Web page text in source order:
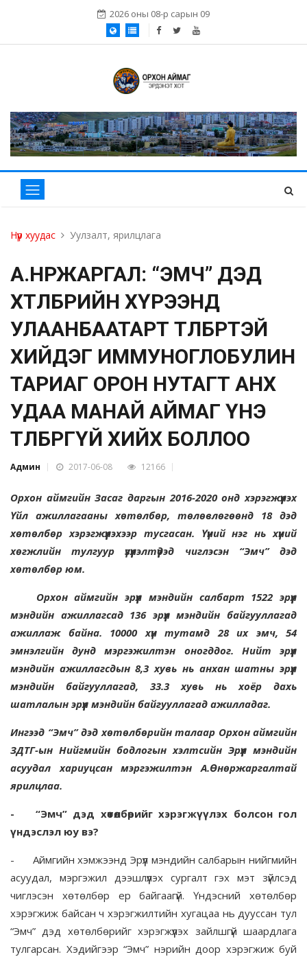
2026 оны 08-р сарын 09
Нүүр хуудас Уулзалт, ярилцлага
А.ӨНӨРЖАРГАЛ: “ЭМЧ” ДЭД
ХӨТӨЛБӨРИЙН ХҮРЭЭНД
УЛААНБААТАРТ ТӨЛБӨРТЭЙ
ХИЙДЭГ ИММУНОГЛОБУЛИН
ТАРИАГ ОРОН НУТАГТ АНХ
УДАА МАНАЙ АЙМАГ ҮНЭ
ТӨЛБӨРГҮЙ ХИЙХ БОЛЛОО
Админ 2017-06-08 12166
Орхон аймгийн Засаг даргын 2016-2020 онд хэрэгжүүлэх
Үйл ажиллагааны хөтөлбөр, төлөвлөгөөнд 18 дэд
хөтөлбөр хэрэгжүүлэхээр тусгасан. Үүний нэг нь хүний
хөгжлийн тулгуур үзүүлэлтүүдэд чиглэсэн “Эмч” дэд
хөтөлбөр юм.
Орхон аймгийн эрүүл мэндийн салбарт 1522 эрүүл
мэндийн ажиллагсад 136 эрүүл мэндийн байгууллагад
ажиллаж байна. 10000 хүн тутамд 28 их эмч, 54
эмнэлгийн дунд мэргэжилтэн оногддог. Нийт эрүүл
мэндийн ажиллагсдын 8,3 хувь нь анхан шатны эрүүл
мэндийн байгууллагад, 33.3 хувь нь хоёр дахь
шатлалын эрүүл мэндийн байгууллагад ажилладаг.
Ингээд “Эмч” дэд хөтөлбөрийн талаар Орхон аймгийн
ЗДТГ-ын Нийгмийн бодлогын хэлтсийн Эрүүл мэндийн
асуудал хариуцсан мэргэжилтэн А.Өнөржаргалтай
ярилцлаа.
-
“Эмч” дэд хөтөлбөрийг хэрэгжүүлэх болсон гол
үндэслэл юу вэ?
-
Аймгийн хэмжээнд Эрүүл мэндийн салбарын нийгмийн
асуудал, мэргэжил дээшлүүлэх сургалт гэх мэт зүйлсэд
чиглэсэн хөтөлбөр ер байгаагүй. Үндэсний хөтөлбөр
хэрэгжиж байсан ч хэрэгжилтийн хугацаа нь дууссан тул
“Эмч” дэд хөтөлбөрийг хэрэгжүүлэх зайлшгүй шаардлага
тулгарсан. Хэдийгээр “Эмч” нэрийн доор хэрэгжиж буй